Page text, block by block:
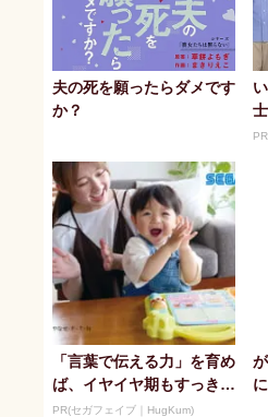
夫の死を願ったらダメです
か？
「言葉で伝える力」を育め
ば、イヤイヤ期もすっき
り！ 「アンパンマン こ
PR(セガフェイブ｜HugKum)